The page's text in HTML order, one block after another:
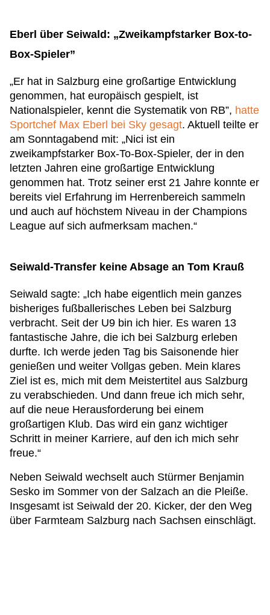
Eberl über Seiwald: „Zweikampfstarker Box-to-
Box-Spieler”
„Er hat in Salzburg eine großartige Entwicklung
genommen, hat europäisch gespielt, ist
Nationalspieler, kennt die Systematik von RB”, hatte
Sportchef Max Eberl bei Sky gesagt. Aktuell teilte er
am Sonntagabend mit: „Nici ist ein
zweikampfstarker Box-To-Box-Spieler, der in den
letzten Jahren eine großartige Entwicklung
genommen hat. Trotz seiner erst 21 Jahre konnte er
bereits viel Erfahrung im Herrenbereich sammeln
und auch auf höchstem Niveau in der Champions
League auf sich aufmerksam machen.“
Seiwald-Transfer keine Absage an Tom Krauß
Seiwald sagte: „Ich habe eigentlich mein ganzes
bisheriges fußballerisches Leben bei Salzburg
verbracht. Seit der U9 bin ich hier. Es waren 13
fantastische Jahre, die ich bei Salzburg erleben
durfte. Ich werde jeden Tag bis Saisonende hier
genießen und weiter Vollgas geben. Mein klares
Ziel ist es, mich mit dem Meistertitel aus Salzburg
zu verabschieden. Und dann freue ich mich sehr,
auf die neue Herausforderung bei einem
großartigen Klub. Das wird ein ganz wichtiger
Schritt in meiner Karriere, auf den ich mich sehr
freue.“
Neben Seiwald wechselt auch Stürmer Benjamin
Sesko im Sommer von der Salzach an die Pleiße.
Insgesamt ist Seiwald der 20. Kicker, der den Weg
über Farmteam Salzburg nach Sachsen einschlägt.